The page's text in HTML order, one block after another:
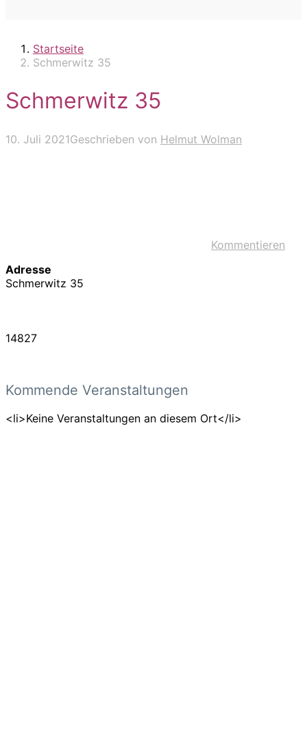
Startseite
Schmerwitz 35
Schmerwitz 35
10. Juli 2021Geschrieben von Helmut Wolman
Kommentieren
Adresse
Schmerwitz 35
14827
Kommende Veranstaltungen
<li>Keine Veranstaltungen an diesem Ort</li>